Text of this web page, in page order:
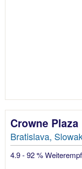
Crowne
Bratislava,
4.9 - 92 %